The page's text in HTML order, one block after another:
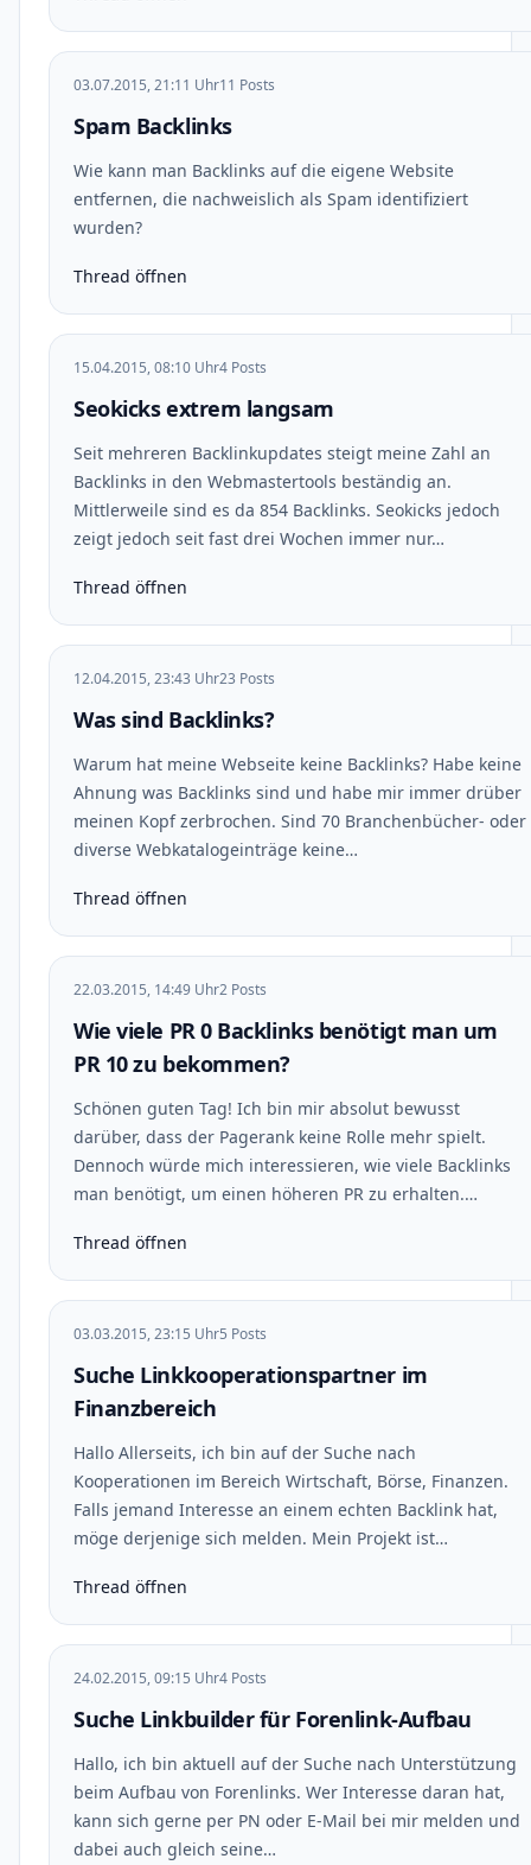
03.07.2015, 21:11 Uhr11 Posts
Spam Backlinks
Wie kann man Backlinks auf die eigene Website
entfernen, die nachweislich als Spam identifiziert
wurden?
Thread öffnen
15.04.2015, 08:10 Uhr4 Posts
Seokicks extrem langsam
Seit mehreren Backlinkupdates steigt meine Zahl an
Backlinks in den Webmastertools beständig an.
Mittlerweile sind es da 854 Backlinks. Seokicks jedoch
zeigt jedoch seit fast drei Wochen immer nur…
Thread öffnen
12.04.2015, 23:43 Uhr23 Posts
Was sind Backlinks?
Warum hat meine Webseite keine Backlinks? Habe keine
Ahnung was Backlinks sind und habe mir immer drüber
meinen Kopf zerbrochen. Sind 70 Branchenbücher- oder
diverse Webkatalogeinträge keine…
Thread öffnen
22.03.2015, 14:49 Uhr2 Posts
Wie viele PR 0 Backlinks benötigt man um
PR 10 zu bekommen?
Schönen guten Tag! Ich bin mir absolut bewusst
darüber, dass der Pagerank keine Rolle mehr spielt.
Dennoch würde mich interessieren, wie viele Backlinks
man benötigt, um einen höheren PR zu erhalten.…
Thread öffnen
03.03.2015, 23:15 Uhr5 Posts
Suche Linkkooperationspartner im
Finanzbereich
Hallo Allerseits, ich bin auf der Suche nach
Kooperationen im Bereich Wirtschaft, Börse, Finanzen.
Falls jemand Interesse an einem echten Backlink hat,
möge derjenige sich melden. Mein Projekt ist…
Thread öffnen
24.02.2015, 09:15 Uhr4 Posts
Suche Linkbuilder für Forenlink-Aufbau
Hallo, ich bin aktuell auf der Suche nach Unterstützung
beim Aufbau von Forenlinks. Wer Interesse daran hat,
kann sich gerne per PN oder E-Mail bei mir melden und
dabei auch gleich seine…